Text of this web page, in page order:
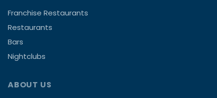
Franchise Restaurants
Restaurants
Bars
Nightclubs
ABOUT US